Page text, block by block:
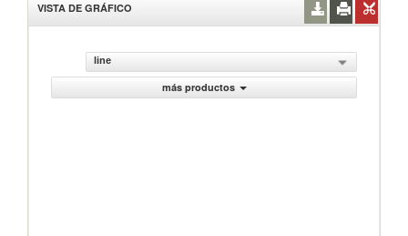
VISTA DE GRÁFICO
line
más productos